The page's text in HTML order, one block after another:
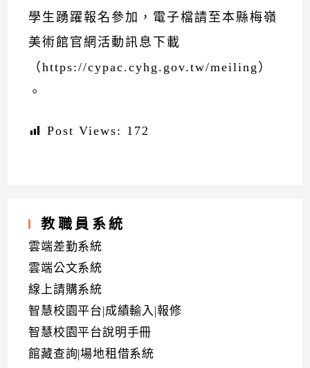
學生踴躍報名參加，電子檔請至本縣梅嶺
美術館官網活動訊息下載
（https://cypac.cyhg.gov.tw/meiling）
。
Post Views: 172
教職員系統
雲端差勤系統
雲端公文系統
線上請購系統
智慧校園平台|成績輸入|報修
智慧校園平台說明手冊
館藏查詢|場地租借系統